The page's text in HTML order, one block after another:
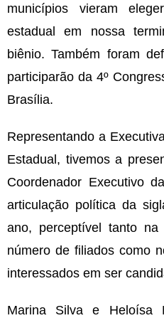
municípios vieram
estadual em nossa
biênio. Também foram
participarão da 4º
Brasília.
Representando a
Estadual, tivemos a
Coordenador Executivo
articulação política da
ano, perceptível tanto na
número de filiados como
interessados em ser
Marina Silva e Heloísa